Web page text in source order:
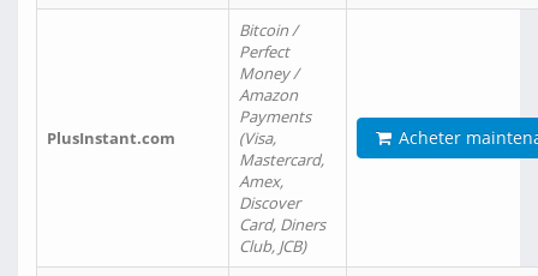
PlusInstant.com
Bitcoin /
Perfect
Money /
Amazon
Payments
(Visa,
Mastercard,
Amex,
Discover
Card, Diners
Club, JCB)
Acheter